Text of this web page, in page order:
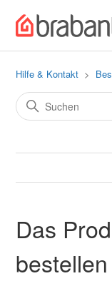
Hilfe & Kontakt
Das